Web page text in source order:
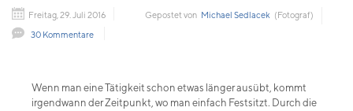
Freitag, 29. Juli 2016 Gepostet von Michael Sedlacek (Fotograf)
30 Kommentare
Wenn man eine Tätigkeit schon etwas länger ausübt, kommt
irgendwann der Zeitpunkt, wo man einfach Festsitzt. Durch die